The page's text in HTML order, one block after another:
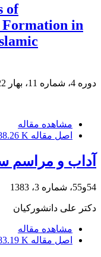
of
in
دوره 4، شماره 11، بهار 2022، صفحه
مشاهده مقاله
اصل مقاله K
آداب و مراسم
54و55، شماره 3، 1383
دکتر على دانشورکیان
مشاهده مقاله
اصل مقاله K